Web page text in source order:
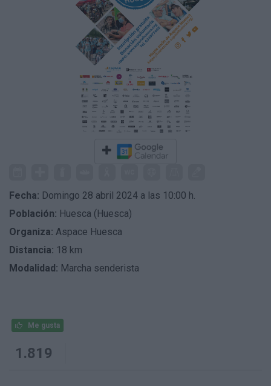
Fecha: Domingo 28 abril 2024 a las 10:00 h.
Población: Huesca (Huesca)
Organiza: Aspace Huesca
Distancia: 18 km
Modalidad: Marcha senderista
Me gusta
1.819